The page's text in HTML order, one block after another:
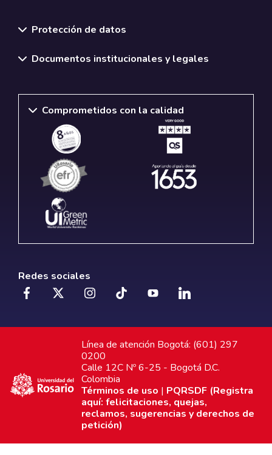
Protección de datos
Documentos institucionales y legales
Comprometidos con la calidad
Redes sociales
Línea de atención Bogotá: (601) 297
0200
Calle 12C Nº 6-25 - Bogotá D.C.
Colombia
Términos de uso | PQRSDF (Registra
aquí: felicitaciones, quejas,
reclamos, sugerencias y derechos de
petición)